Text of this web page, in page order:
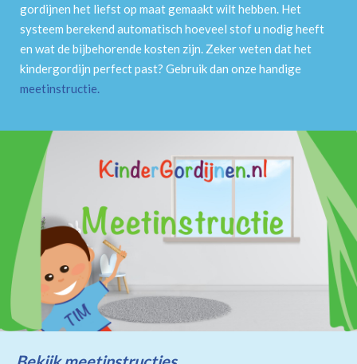
gordijnen het liefst op maat gemaakt wilt hebben. Het
systeem berekend automatisch hoeveel stof u nodig heeft
en wat de bijbehorende kosten zijn. Zeker weten dat het
kindergordijn perfect past? Gebruik dan onze handige
meetinstructie.